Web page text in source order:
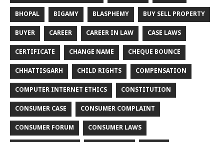
BHOPAL BIGAMY BLASPHEMY BUY SELL PROPERTY
BUYER CAREER CAREER IN LAW CASE LAWS
CERTIFICATE CHANGE NAME CHEQUE BOUNCE
CHHATTISGARH CHILD RIGHTS COMPENSATION
COMPUTER INTERNET ETHICS CONSTITUTION
CONSUMER CASE CONSUMER COMPLAINT
CONSUMER FORUM CONSUMER LAWS